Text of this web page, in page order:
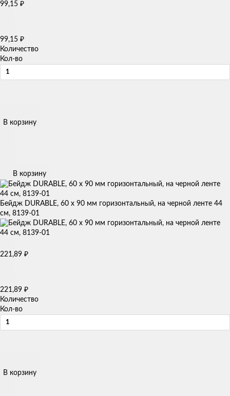
99,15 ₽
99,15 ₽
Количество
Кол-во
В корзину
В корзину
Бейдж DURABLE, 60 х 90 мм горизонтальный, на черной ленте 44
см, 8139-01
221,89 ₽
221,89 ₽
Количество
Кол-во
В корзину